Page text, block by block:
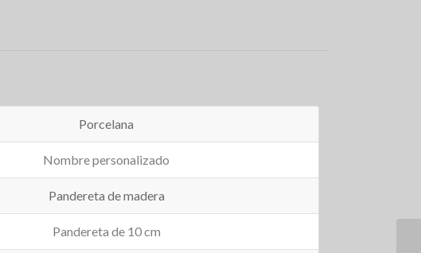
Porcelana
Nombre personalizado
Pandereta de madera
Pandereta de 10 cm